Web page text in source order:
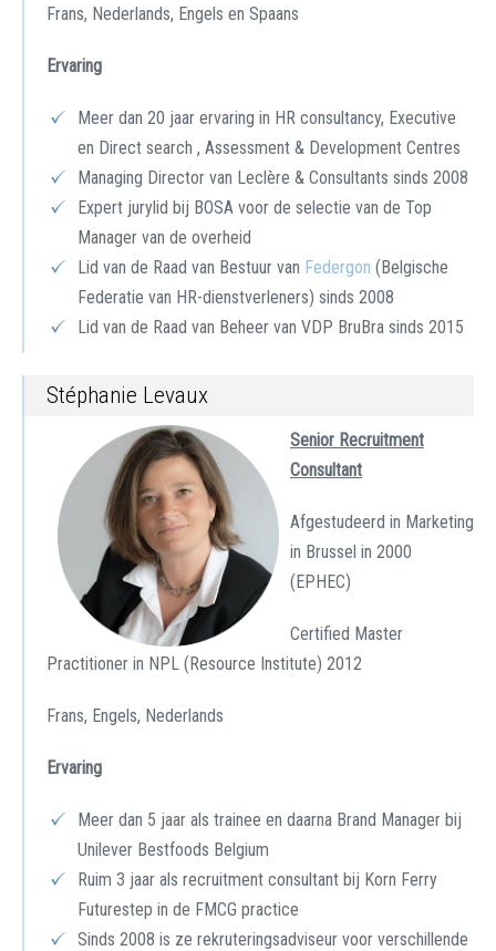
Frans, Nederlands, Engels en Spaans
Ervaring
Meer dan 20 jaar ervaring in HR consultancy, Executive
en Direct search , Assessment & Development Centres
Managing Director van Leclère & Consultants sinds 2008
Expert jurylid bij BOSA voor de selectie van de Top
Manager van de overheid
Lid van de Raad van Bestuur van Federgon (Belgische
Federatie van HR-dienstverleners) sinds 2008
Lid van de Raad van Beheer van VDP BruBra sinds 2015
Stéphanie Levaux
Senior Recruitment
Consultant
Afgestudeerd in Marketing
in Brussel in 2000
(EPHEC)
Certified Master
Practitioner in NPL (Resource Institute) 2012
Frans, Engels, Nederlands
Ervaring
Meer dan 5 jaar als trainee en daarna Brand Manager bij
Unilever Bestfoods Belgium
Ruim 3 jaar als recruitment consultant bij Korn Ferry
Futurestep in de FMCG practice
Sinds 2008 is ze rekruteringsadviseur voor verschillende